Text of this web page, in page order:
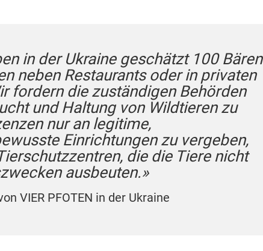
in der Ukraine geschätzt 100 Bären
neben Restaurants oder in privaten
fordern die zuständigen Behörden
und Haltung von Wildtieren zu
nur an legitime,
Einrichtungen zu vergeben,
die die Tiere nicht
ausbeuten.»
VIER PFOTEN in der Ukraine